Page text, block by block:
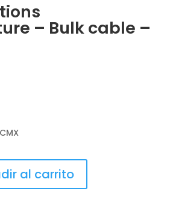
– Bulk cable –
al carrito